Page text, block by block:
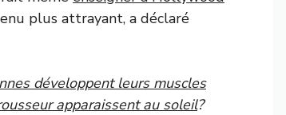
plus attrayant, a déclaré
développent leurs muscles
apparaissent au soleil?